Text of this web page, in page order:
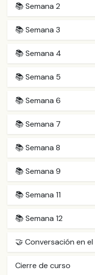
📚 Semana 2
📚 Semana 3
📚 Semana 4
📚 Semana 5
📚 Semana 6
📚 Semana 7
📚 Semana 8
📚 Semana 9
📚 Semana 11
📚 Semana 12
🤝 Conversación en
Cierre de curso